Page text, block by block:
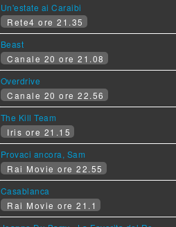
Un'estate ai Caraibi
Rete4 ore 21.35
Beast
Canale 20 ore 21.08
Overdrive
Canale 20 ore 22.56
The Kill Team
Iris ore 21.15
Provaci ancora, Sam
Rai Movie ore 22.55
Casablanca
Rai Movie ore 21.1